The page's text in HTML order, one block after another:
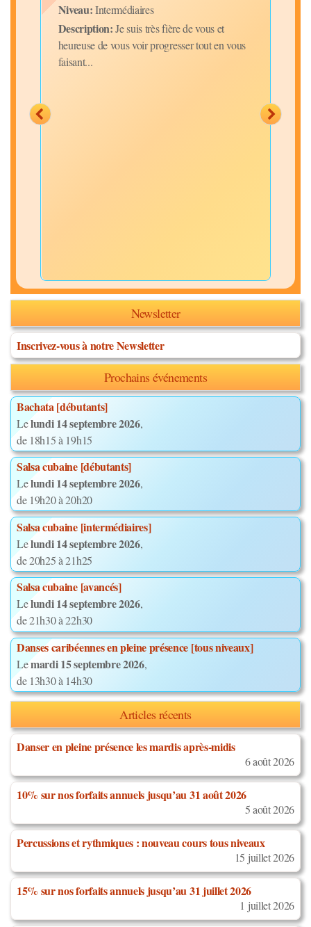
Niveau:Intermédiaires
Description:Je suis très fière de vous et
heureuse de vous voir progresser tout en vous
faisant...
Newsletter
Inscrivez-vous à notre Newsletter
Prochains événements
Bachata [débutants]
Lelundi 14 septembre 2026,
de 18h15 à 19h15
Salsa cubaine [débutants]
Lelundi 14 septembre 2026,
de 19h20 à 20h20
Salsa cubaine [intermédiaires]
Lelundi 14 septembre 2026,
de 20h25 à 21h25
Salsa cubaine [avancés]
Lelundi 14 septembre 2026,
de 21h30 à 22h30
Danses caribéennes en pleine présence [tous niveaux]
Lemardi 15 septembre 2026,
de 13h30 à 14h30
Articles récents
Danser en pleine présence les mardis après-midis
6 août 2026
10% sur nos forfaits annuels jusqu’au 31 août 2026
5 août 2026
Percussions et rythmiques : nouveau cours tous niveaux
15 juillet 2026
15% sur nos forfaits annuels jusqu’au 31 juillet 2026
1 juillet 2026